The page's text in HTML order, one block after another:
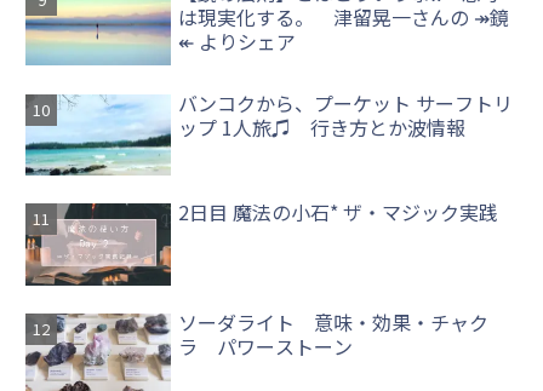
は現実化する。 津留晃一さんの ↠鏡
↞ よりシェア
バンコクから、プーケット サーフトリ
ップ 1人旅♫ 行き方とか波情報
2日目 魔法の小石* ザ・マジック実践
ソーダライト 意味・効果・チャク
ラ パワーストーン